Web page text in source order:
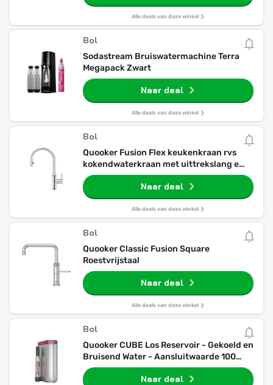
Alle deals van deze winkel
Bol
Sodastream Bruiswatermachine Terra
Megapack Zwart
Naar deal
Alle deals van deze winkel
Bol
Quooker Fusion Flex keukenkraan rvs
kokendwaterkraan met uittrekslang en
draaibare uitloop
Naar deal
Alle deals van deze winkel
Bol
Quooker Classic Fusion Square
Roestvrijstaal
Naar deal
Alle deals van deze winkel
Bol
Quooker CUBE Los Reservoir - Gekoeld en
Bruisend Water - Aansluitwaarde 100
Watt - Stand-byverlies 5 Watt
Naar deal